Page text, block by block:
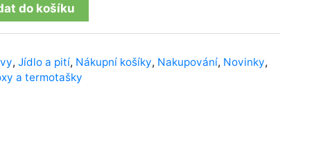
do košíku
, Jídlo a pití, Nákupní košíky, Nakupování, Novinky,
a termotašky